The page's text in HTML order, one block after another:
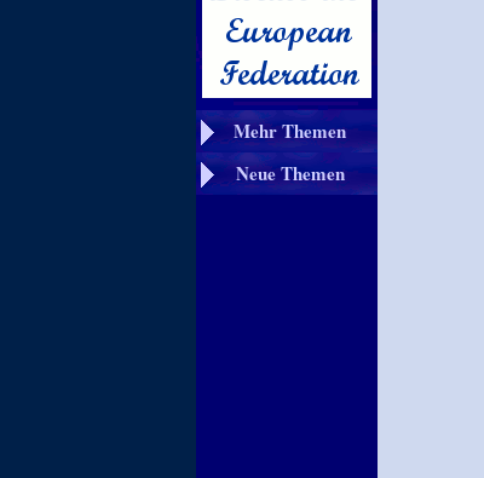
Mehr Themen
Neue Themen